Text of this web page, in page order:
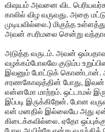
விஷயம் அவனை விட
காலில் விழ வருவது. அதை
முடியவில்லை.) மிகுந்த
அவன் சபரிமலை சென்று
அடுத்த வருடம். அவன்
வழக்கம்போலவே குடும்ப
இவனும் போட்டுக் கொண்டான்.
சரணகோஷத்தின் போது, இவன்
என்னமோ மாற்றம். ஒட்டாமல்
இப்படி இருக்கிறேன். போன
என் மனதில் இல்லையே அது
கிடைக்கவில்லை. ஏதோ